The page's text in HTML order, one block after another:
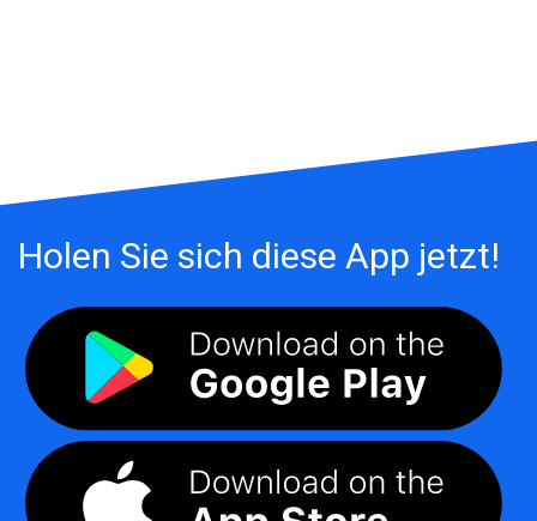
Holen Sie sich diese App jetzt!